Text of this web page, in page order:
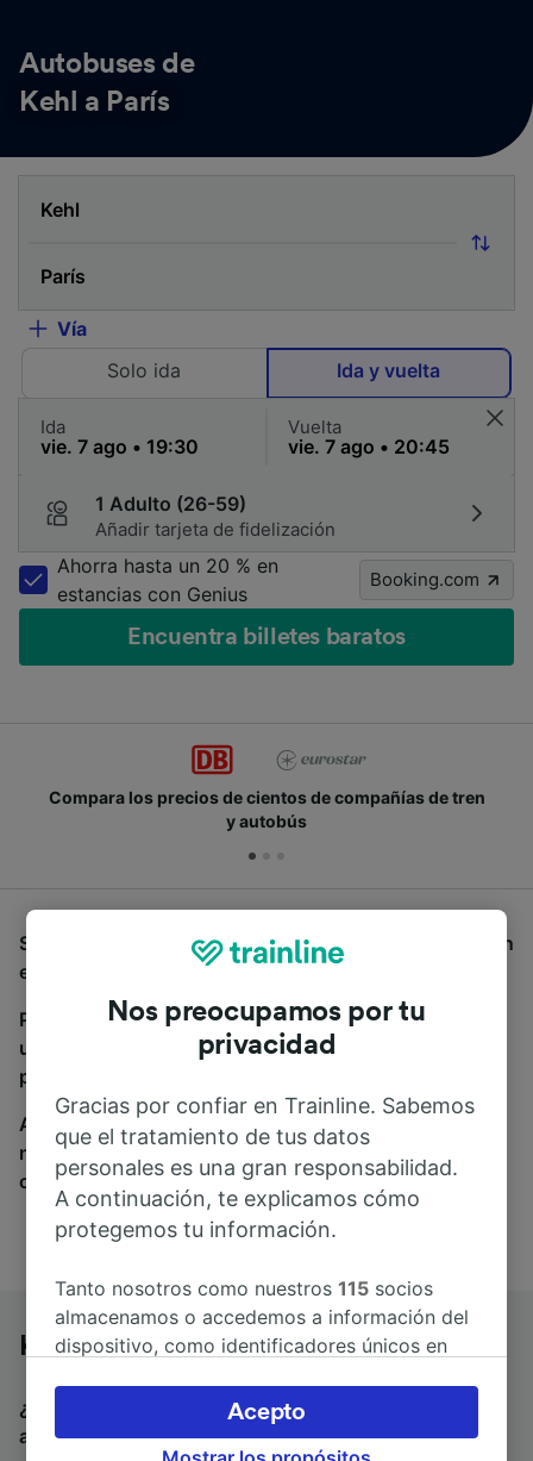
Autobuses de
Kehl a París
Vía
Solo ida
Ida y vuelta
Ida Vuelta
1 Adulto (26-59)
Añadir tarjeta de fidelización
Ahorra hasta un 20 % en
estancias con Genius
Booking.com
Encuentra billetes baratos
Compara los precios de cientos de compañías de tren
y autobús
Si estás buscando autobuses de Kehl a París, estás en
el sitio adecuado.
Para encontrar billetes de autobús, simplemente haz
una búsqueda y nosotros compararemos horarios y
precios tanto de tren como de autobús.
A donde quiera que vayas, tu viaje empieza con
nosotros. Encuentra billetes de más de 170
compañías de tren y autobús.
Kehl a París en autobús
¿Estás buscando un billete de vuelta para volver en
autobús? Visitaautobuses de París a Kehl.Si
Nos preocupamos por tu
privacidad
Gracias por confiar en Trainline. Sabemos
que el tratamiento de tus datos
personales es una gran responsabilidad.
A continuación, te explicamos cómo
protegemos tu información.
Tanto nosotros como nuestros115 socios
almacenamos o accedemos a información del
dispositivo, como identificadores únicos en
Puedes aceptar o administrar tus preferencias
haciendo clic abajo, incluido el derecho de
Acepto